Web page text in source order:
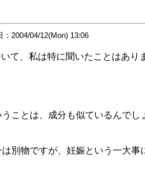
：2004/04/12(Mon) 13:06
て、私は特に聞いたことはあり
ことは、成分も似ているんでし
別物ですが、妊娠という一大事